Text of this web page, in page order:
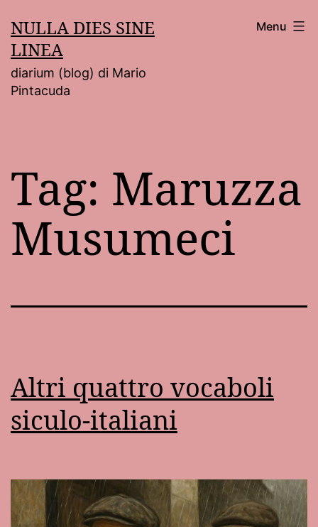
al
contenuto
NULLA DIES SINE
LINEA
diarium (blog) di Mario
Pintacuda
Menu
Tag: Maruzza
Musumeci
Altri quattro vocaboli
siculo-italiani